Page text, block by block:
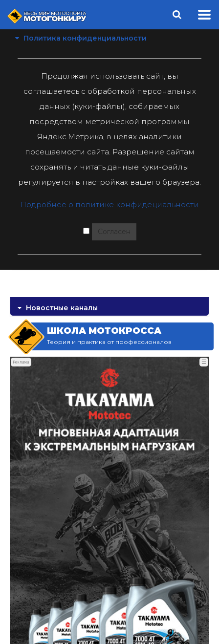
Политика конфиденциальности
Продолжая использовать сайт, вы
соглашаетесь с обработкой персональных
данных (куки-файлы), собираемых
посредством метрической программы
Яндекс.Метрика, в целях аналитики
посещаемости сайта. Разрешение сайтам
сохранять и читать данные куки-файлы
регулируется в настройках вашего браузера.
Подробнее о политике конфидециальности
Согласен
Новостные каналы
ШКОЛА МОТОКРОССА
Теория и практика от профессионалов
Реклама ☰